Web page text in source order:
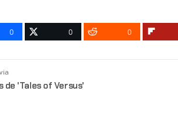
0 0 0
de 'Tales of Versus'